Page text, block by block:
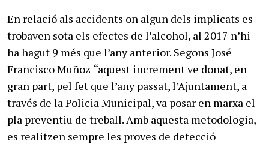
En relació als accidents on algun dels implicats es
trobaven sota els efectes de l’alcohol, al 2017 n’hi
ha hagut 9 més que l’any anterior. Segons José
Francisco Muñoz “aquest increment ve donat, en
gran part, pel fet que l’any passat, l’Ajuntament, a
través de la Policia Municipal, va posar en marxa el
pla preventiu de treball. Amb aquesta metodologia,
es realitzen sempre les proves de detecció